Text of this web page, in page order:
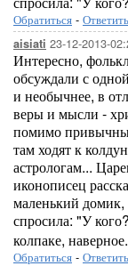
Обратиться - Ответить
aisiati 23-12-2013-
Интересно,
обсуждали с
и необычнее, в
веры и мысли -
помимо
там ходят к
астрологам...
иконописец
маленький
спросила: "У
колпаке, наверное.
Обратиться - Ответить